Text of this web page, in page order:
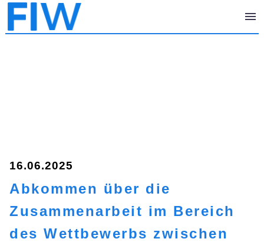
16.06.2025
Abkommen über die
Zusammenarbeit im Bereich
des Wettbewerbs zwischen